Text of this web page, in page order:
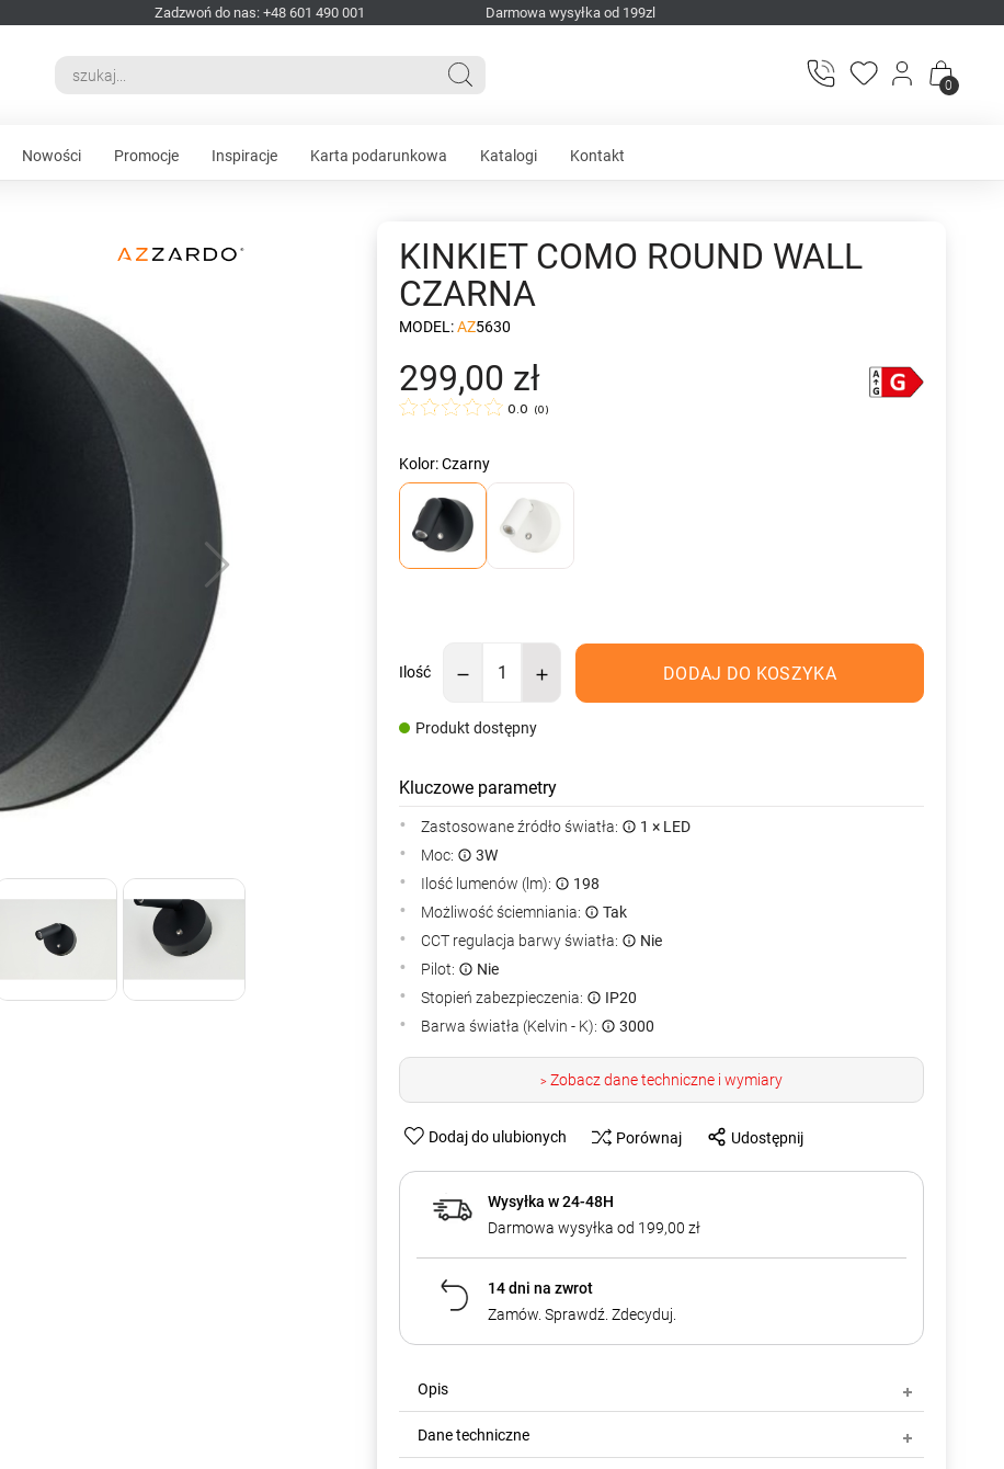
Zadzwoń do nas: +48 601 490 001 Darmowa wysyłka od 199zl
0
Nowości Promocje Inspiracje Karta podarunkowa Katalogi Kontakt
KINKIET COMO ROUND WALL
CZARNA
MODEL:AZ5630
299,00 zł
0.0 (0)
Kolor: Czarny
Ilość DODAJ DO KOSZYKA
Produkt dostępny
Kluczowe parametry
Zastosowane źródło światła:
1 × LED
Moc:
3W
Ilość lumenów (lm):
198
Możliwość ściemniania:
Tak
CCT regulacja barwy światła:
Nie
Pilot:
Nie
Stopień zabezpieczenia:
IP20
Barwa światła (Kelvin - K):
3000
> Zobacz dane techniczne i wymiary
Dodaj do ulubionych Porównaj Udostępnij
Wysyłka w 24-48H
Darmowa wysyłka od 199,00 zł
14 dni na zwrot
Zamów. Sprawdź. Zdecyduj.
Opis
Dane techniczne